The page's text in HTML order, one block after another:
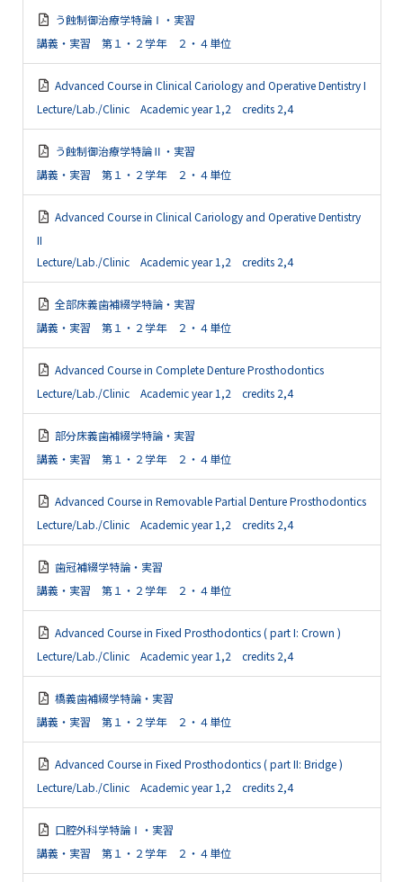
う蝕制御治療学特論Ⅰ・実習
講義・実習 第１・２学年 ２・４単位
Advanced Course in Clinical Cariology and Operative Dentistry I
Lecture/Lab./Clinic Academic year 1,2 credits 2,4
う蝕制御治療学特論Ⅱ・実習
講義・実習 第１・２学年 ２・４単位
Advanced Course in Clinical Cariology and Operative Dentistry
II
Lecture/Lab./Clinic Academic year 1,2 credits 2,4
全部床義歯補綴学特論・実習
講義・実習 第１・２学年 ２・４単位
Advanced Course in Complete Denture Prosthodontics
Lecture/Lab./Clinic Academic year 1,2 credits 2,4
部分床義歯補綴学特論・実習
講義・実習 第１・２学年 ２・４単位
Advanced Course in Removable Partial Denture Prosthodontics
Lecture/Lab./Clinic Academic year 1,2 credits 2,4
歯冠補綴学特論・実習
講義・実習 第１・２学年 ２・４単位
Advanced Course in Fixed Prosthodontics ( part I: Crown )
Lecture/Lab./Clinic Academic year 1,2 credits 2,4
橋義歯補綴学特論・実習
講義・実習 第１・２学年 ２・４単位
Advanced Course in Fixed Prosthodontics ( part II: Bridge )
Lecture/Lab./Clinic Academic year 1,2 credits 2,4
口腔外科学特論Ⅰ・実習
講義・実習 第１・２学年 ２・４単位